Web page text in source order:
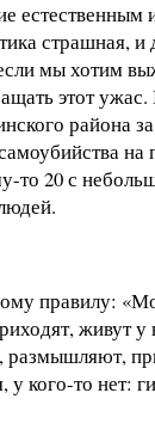
страшная, и
мы хотим
этот
района
на
то 20 с
правилу:
живут у
размышляют,
у кого-то нет: